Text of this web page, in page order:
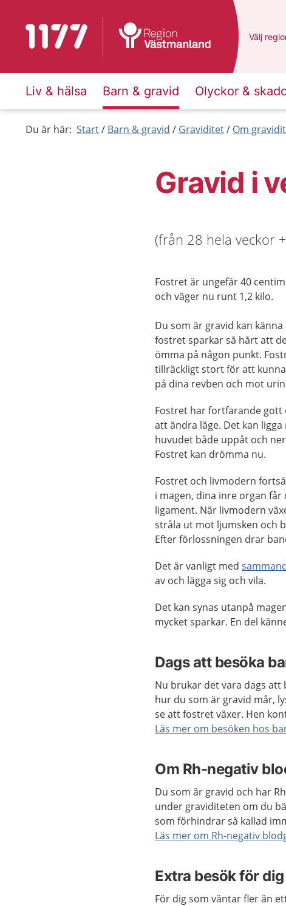
Till startsidan för 1177 Du har
Välj en
Liv & hälsa Barn & gravid Olyckor &
Du är här: Start Barn & gravid Graviditet Om
Gravid i
(från 28 hela veckor
Fostret är ungefär 40
och väger nu runt 1,2 kilo.
Du som är gravid kan
fostret sparkar så hårt att
ömma på någon punkt.
tillräckligt stort för att
på dina revben och mot
Fostret har fortfarande gott
att ändra läge. Det kan ligga
huvudet både uppåt och
Fostret kan drömma nu.
Fostret och livmodern
i magen, dina inre organ
ligament. När livmodern
stråla ut mot ljumsken och
Efter förlossningen drar
Det är vanligt med
av och lägga sig och vila.
Det kan synas utanpå
mycket sparkar. En del
Dags att besöka
Nu brukar det vara dags
hur du som är gravid mår,
se att fostret växer. Hen
Läs mer om besöken hos
Om Rh-negativ
Du som är gravid och har
under graviditeten om du
som förhindrar så kallad
Läs mer om Rh-negativ
Extra besök för
För dig som väntar fler än